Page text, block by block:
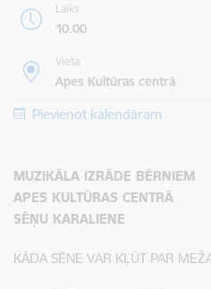
Laiks
10.00
Vieta
Apes Kultūras centrā
Pievienot kalendāram
MUZIKĀLA IZRĀDE BĒRNIEM
APES KULTŪRAS CENTRĀ
SĒŅU KARALIENE
KĀDA SĒNE VAR KĻŪT PAR